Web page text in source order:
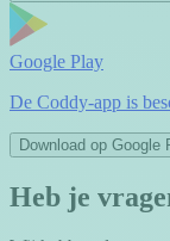
Google Play
De Coddy-app is
Download op Google
Heb je